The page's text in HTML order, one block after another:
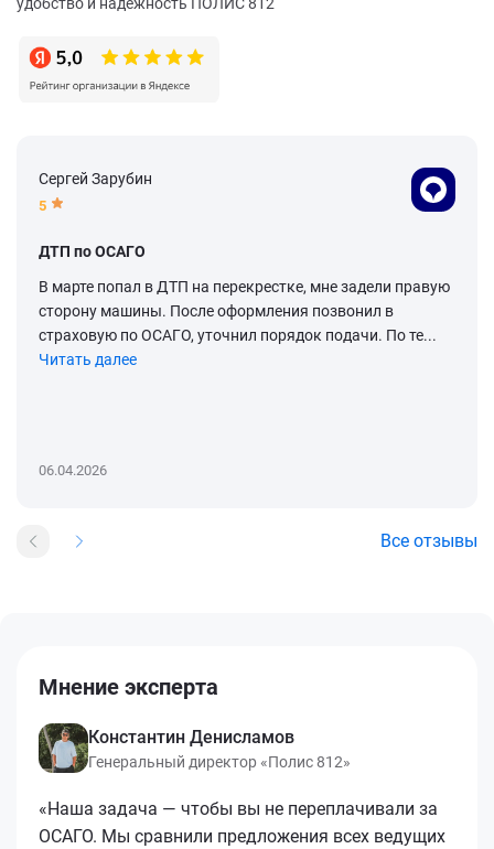
Сергей Зарубин
5
ДТП по ОСАГО
В марте попал в ДТП на перекрестке, мне задели правую
сторону машины. После оформления позвонил в
страховую по ОСАГО, уточнил порядок подачи. По те...
Читать далее
06.04.2026
Все отзывы
Мнение эксперта
Константин Денисламов
Генеральный директор «Полис 812»
«Наша задача — чтобы вы не переплачивали за
ОСАГО. Мы сравнили предложения всех ведущих